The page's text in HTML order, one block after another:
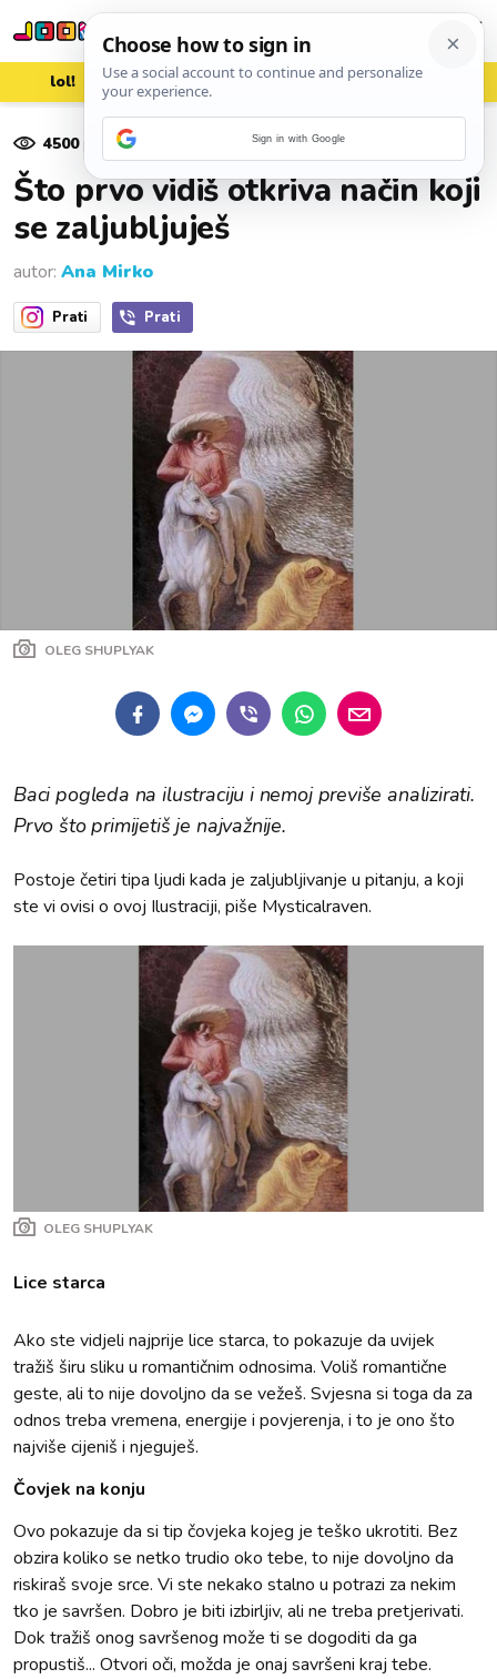
lol! aww vrh! woot?!
4500pregleda
Što prvo vidiš otkriva način koji
se zaljubljuješ
autor: Ana Mirko
Prati Prati
OLEG SHUPLYAK
Baci pogleda na ilustraciju i nemoj previše analizirati.
Prvo što primijetiš je najvažnije.
Postoje četiri tipa ljudi kada je zaljubljivanje u pitanju, a koji
ste vi ovisi o ovoj Ilustraciji, piše Mysticalraven.
OLEG SHUPLYAK
Lice starca
Ako ste vidjeli najprije lice starca, to pokazuje da uvijek
tražiš širu sliku u romantičnim odnosima. Voliš romantične
geste, ali to nije dovoljno da se vežeš. Svjesna si toga da za
odnos treba vremena, energije i povjerenja, i to je ono što
najviše cijeniš i njeguješ.
Čovjek na konju
Ovo pokazuje da si tip čovjeka kojeg je teško ukrotiti. Bez
obzira koliko se netko trudio oko tebe, to nije dovoljno da
riskiraš svoje srce. Vi ste nekako stalno u potrazi za nekim
tko je savršen. Dobro je biti izbirljiv, ali ne treba pretjerivati.
Dok tražiš onog savršenog može ti se dogoditi da ga
propustiš... Otvori oči, možda je onaj savršeni kraj tebe.
Sign in with Google